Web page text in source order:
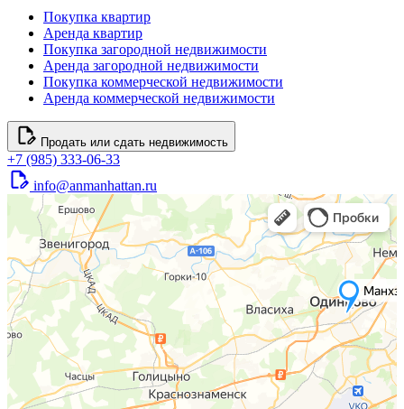
Покупка квартир
Аренда квартир
Покупка загородной недвижимости
Аренда загородной недвижимости
Покупка коммерческой недвижимости
Аренда коммерческой недвижимости
Продать или сдать недвижимость
+7 (985) 333-06-33
info@anmanhattan.ru